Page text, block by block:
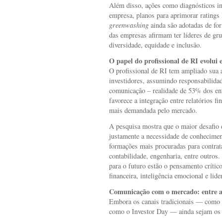
Além disso, ações como diagnósticos
empresa, planos para aprimorar ratings
greenwashing ainda são adotadas de
das empresas afirmam ter líderes de
diversidade, equidade e inclusão.
O papel do profissional de RI
O profissional de RI tem ampliado sua
investidores, assumindo
comunicação – realidade de 53% dos
favorece a integração entre relatórios
mais demandada pelo mercado.
A pesquisa mostra que o maior
justamente a necessidade de
formações mais procuradas para
contabilidade, engenharia, entre
para o futuro estão o pensamento
financeira, inteligência emocional e
Comunicação com o mercado: entre
Embora os canais tradicionais —
como o Investor Day — ainda sejam os